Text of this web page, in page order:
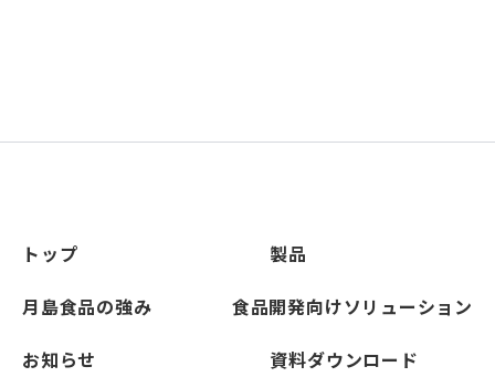
トップ
製品
月島食品の強み
食品開発向けソリューション
お知らせ
資料ダウンロード